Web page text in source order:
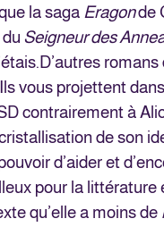
la saga Eragonde
Seigneur des
D’autres
vous projettent
contrairement à
de son
d’aider et
pour la littérature
qu’elle a moins de